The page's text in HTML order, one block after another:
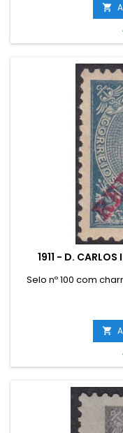

1911 - D. CARLOS
Selo nº 100 com
